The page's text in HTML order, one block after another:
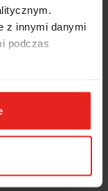
z innymi danymi
podczas